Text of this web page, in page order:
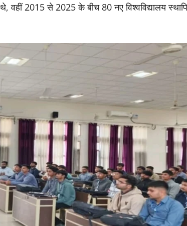
2015 से 2025 के बीच 80 नए विश्वविद्यालय